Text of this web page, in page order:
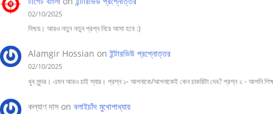
02/10/2025
নিশ্চয়। আরও নতুন নতুন প্রশ্ন নিয়ে আসা হবে :)
Alamgir Hossian on ইন্টারভিউ প্রশ্নোত্তর
02/10/2025
খুব সুন্দর। এমন আরও চাই স্যার। প্রশ্ন ১- আপনাকে/আপনাকেই কেন চাকরিটা দেব? প্রশ্ন ২ - আপনি
কল্যাণ দাসon বলাইচাঁদ মুখোপাধ্যায়